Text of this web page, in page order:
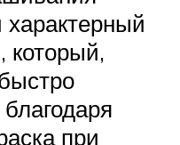
который,
при